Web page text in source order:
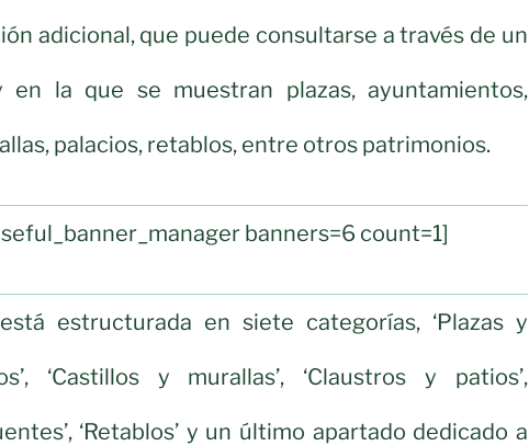
adicional, que puede consultarse a través de un
en la que se muestran plazas, ayuntamientos,
palacios, retablos, entre otros patrimonios.
banners=6 count=1]
estructurada en siete categorías, ‘Plazas y
‘Castillos y murallas’, ‘Claustros y patios’,
‘Retablos’ y un último apartado dedicado a